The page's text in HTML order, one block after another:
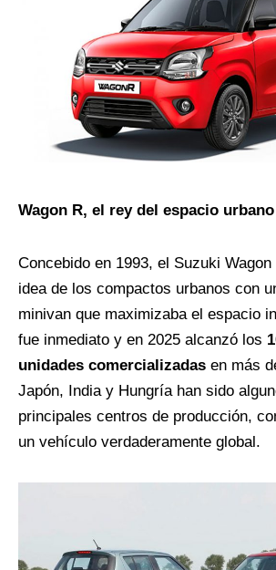
Wagon R, el rey del espacio urbano
Concebido en 1993, el Suzuki
idea de los compactos urbanos con
minivan que maximizaba el espacio
fue inmediato y en 2025 alcanzó los
unidades comercializadas en más
Japón, India y Hungría han sido
principales centros de producción,
un vehículo verdaderamente global.